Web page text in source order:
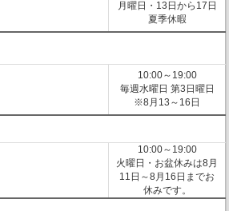
月曜日・13日から17日
夏季休暇
10:00～19:00
毎週水曜日 第3日曜日
※8月13～16日
10:00～19:00
火曜日・お盆休みは8月
11日～8月16日までお
休みです。